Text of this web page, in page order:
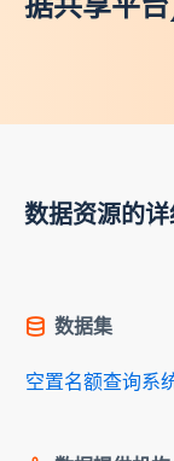
数据资源的
数据集
空置名额查询系